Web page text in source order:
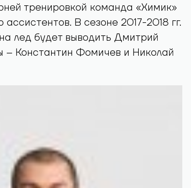
тренировкой команда «Химик»
В сезоне 2017-2018 гг.
лед будет выводить Дмитрий
– Константин Фомичев и Николай